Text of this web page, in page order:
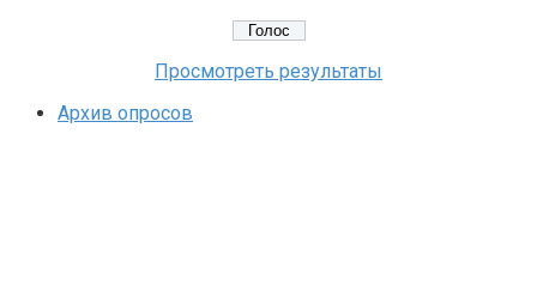
Просмотреть результаты
Архив опросов